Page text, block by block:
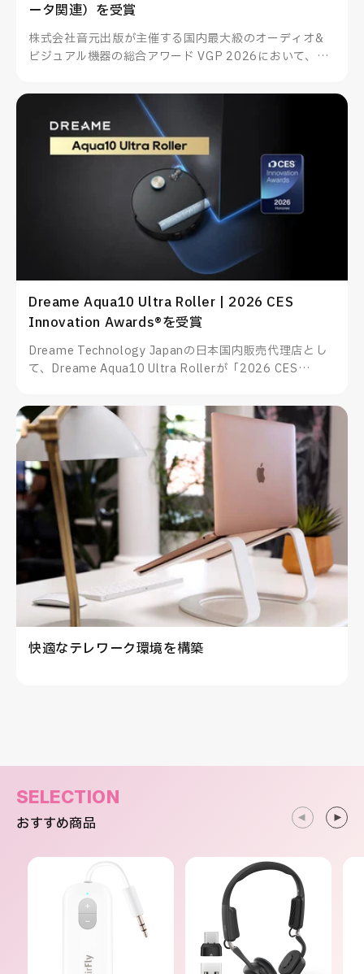
ータ関連）を受賞
株式会社音元出版が主催する国内最大級のオーディオ&
ビジュアル機器の総合アワード VGP 2026において、
ン・PC関連アクセサリー（データ関連）を受賞したこと
をお知らせいたします。
Dreame Aqua10 Ultra Roller | 2026 CES
Innovation Awards®を受賞
Dreame Technology Japanの日本国内販売代理店とし
て、Dreame Aqua10 Ultra Rollerが「2026 CES
します。
快適なテレワーク環境を構築
SELECTION
おすすめ商品